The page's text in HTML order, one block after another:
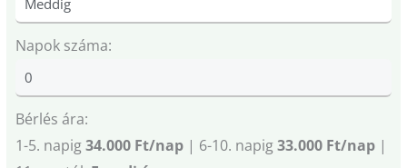
Napok száma:
Bérlés ára:
1-5. napig34.000 Ft/nap | 6-10. napig33.000 Ft/nap |